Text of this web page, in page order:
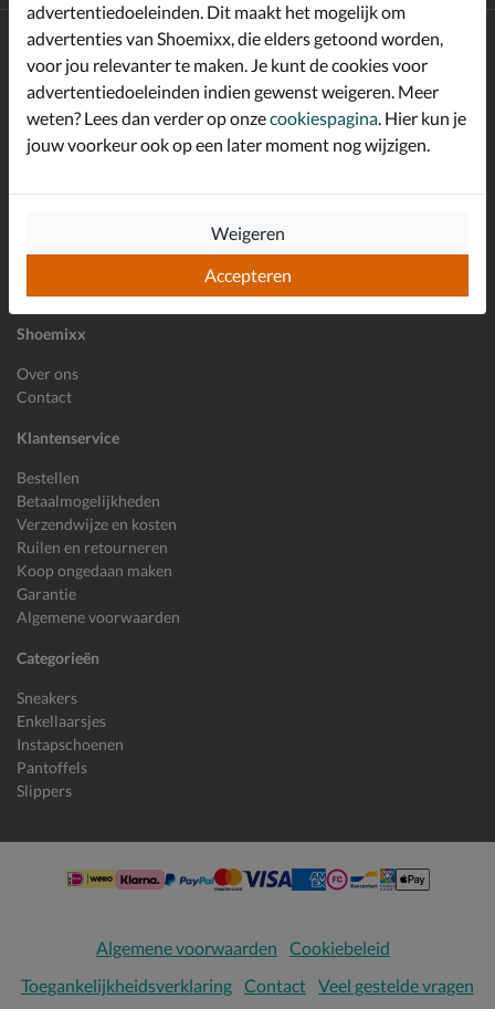
Shoemixx
Over ons
Contact
Klantenservice
Bestellen
Betaalmogelijkheden
Verzendwijze en kosten
Ruilen en retourneren
Koop ongedaan maken
Garantie
Algemene voorwaarden
Categorieën
Sneakers
Enkellaarsjes
Instapschoenen
Pantoffels
Slippers
Altijd op de hoogte zijn?
Schrijf je in voor de Shoemixx nieuwsbrief en ontvang €10,-
welkomstkorting!
Inschrijven
Algemene voorwaarden
Cookiebeleid
Toegankelijkheidsverklaring Contact Veel gestelde vragen
advertentiedoeleinden. Dit maakt het mogelijk om
advertenties van Shoemixx, die elders getoond worden,
voor jou relevanter te maken. Je kunt de cookies voor
advertentiedoeleinden indien gewenst weigeren. Meer
weten? Lees dan verder op onzecookiespagina. Hier kun je
jouw voorkeur ook op een later moment nog wijzigen.
Accepteren
Weigeren